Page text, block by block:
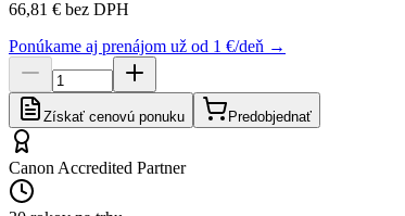
66,81 € bez DPH
Ponúkame aj prenájom už od 1 €/deň →
Získať cenovú ponuku Predobjednať
Canon Accredited Partner